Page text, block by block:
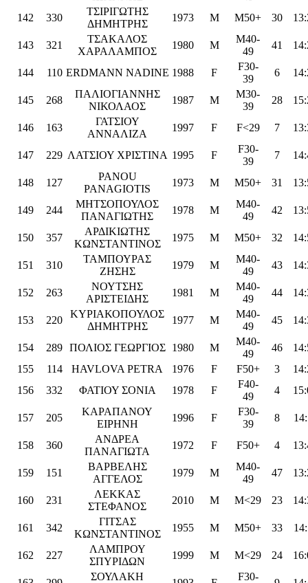
142 330
ΤΣΙΡΙΓΩΤΗΣ
ΔΗΜΗΤΡΗΣ
1973 M M50+ 30
143 321
ΤΣΑΚΑΛΟΣ
ΧΑΡΑΛΑΜΠΟΣ
1980 M
M40-
49
41
144 110 ERDMANN NADINE 1988 F
F30-
39
6
145 268
ΠΑΛΙΟΓΙΑΝΝΗΣ
ΝΙΚΟΛΑΟΣ
1987 M
M30-
39
28
146 163
ΓΑΤΣΙΟΥ
ΑΝΝΑΛΙΖΑ
1997 F F<29 7
147 229 ΛΑΤΣΙΟΥ ΧΡΙΣΤΙΝΑ 1995 F
F30-
39
7
148 127
PANOU
PANAGIOTIS
1973 M M50+ 31
149 244
ΜΗΤΣΟΠΟΥΛΟΣ
ΠΑΝΑΓΙΩΤΗΣ
1978 M
M40-
49
42
150 357
ΑΡΔΙΚΙΩΤΗΣ
ΚΩΝΣΤΑΝΤΙΝΟΣ
1975 M M50+ 32
151 310
ΤΑΜΠΟΥΡΑΣ
ΖΗΣΗΣ
1979 M
M40-
49
43
152 263
ΝΟΥΤΣΗΣ
ΑΡΙΣΤΕΙΔΗΣ
1981 M
M40-
49
44
153 220
ΚΥΡΙΑΚΟΠΟΥΛΟΣ
ΔΗΜΗΤΡΗΣ
1977 M
M40-
49
45
154 289 ΠΟΛΙΟΣ ΓΕΩΡΓΙΟΣ 1980 M
M40-
49
46
155
114 HAVLOVA PETRA 1976 F F50+ 3
156
332 ΦΑΤΙΟΥ ΣΟΝΙΑ 1978 F
F40-
49
4
157 205
ΚΑΡΑΠΑΝΟΥ
ΕΙΡΗΝΗ
1996 F
F30-
39
8
158 360
ΑΝΔΡΕΑ
ΠΑΝΑΓΙΩΤΑ
1972 F F50+ 4
159 151
ΒΑΡΒΕΛΗΣ
ΑΓΓΕΛΟΣ
1979 M
M40-
49
47
160 231
ΛΕΚΚΑΣ
ΣΤΕΦΑΝΟΣ
2010 M M<29 23
161 342
ΓΙΤΣΑΣ
ΚΩΝΣΤΑΝΤΙΝΟΣ
1955 M M50+ 33
162 227
ΛΑΜΠΡΟΥ
ΣΠΥΡΙΔΩΝ
1999 M M<29 24
ΣΟΥΛΑΚΗ
F30-